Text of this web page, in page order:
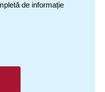
de informație